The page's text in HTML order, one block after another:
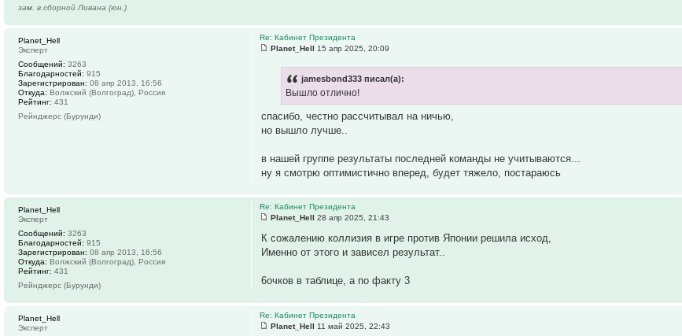
зам. в сборной Ливана (юн.)
Re: Кабинет Президента
Planet_Hell 15 апр 2025, 20:09
jamesbond333 писал(а):
Вышло отлично!
спасибо, честно рассчитывал на ничью,
но вышло лучше..
в нашей группе результаты последней команды не учитываются...
ну я смотрю оптимистично вперед, будет тяжело, постараюсь
Planet_Hell
Эксперт
Сообщений: 3263
Благодарностей: 915
Зарегистрирован: 08 апр 2013, 16:56
Откуда: Волжский (Волгоград), Россия
Рейтинг: 431
Рейнджерс (Бурунди)
Re: Кабинет Президента
Planet_Hell 28 апр 2025, 21:43
К сожалению коллизия в игре против Японии решила исход,
Именно от этого и зависел результат..
6очков в таблице, а по факту 3
Planet_Hell
Эксперт
Сообщений: 3263
Благодарностей: 915
Зарегистрирован: 08 апр 2013, 16:56
Откуда: Волжский (Волгоград), Россия
Рейтинг: 431
Рейнджерс (Бурунди)
Re: Кабинет Президента
Planet_Hell 11 май 2025, 22:43
Planet_Hell
Эксперт